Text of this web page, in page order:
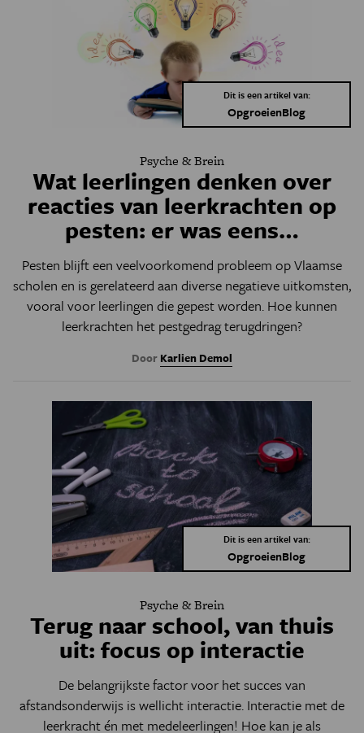
Dit is een artikel van:
OpgroeienBlog
Psyche & Brein
Wat leerlingen denken over
reacties van leerkrachten op
pesten: er was eens…
Pesten blijft een veelvoorkomend probleem op Vlaamse
scholen en is gerelateerd aan diverse negatieve uitkomsten,
vooral voor leerlingen die gepest worden. Hoe kunnen
leerkrachten het pestgedrag terugdringen?
Door Karlien Demol
Dit is een artikel van:
OpgroeienBlog
Psyche & Brein
Terug naar school, van thuis
uit: focus op interactie
De belangrijkste factor voor het succes van
afstandsonderwijs is wellicht interactie. Interactie met de
leerkracht én met medeleerlingen! Hoe kan je als